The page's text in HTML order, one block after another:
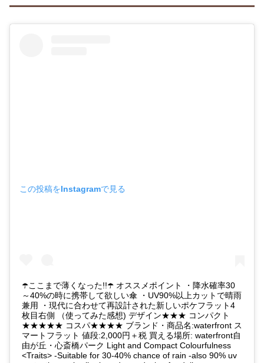
この投稿をInstagramで見る
☂️ここまで薄くなった!!☂️ オススメポイント ・降水確率30
～40%の時に携帯して欲しい傘 ・UV90%以上カットで晴雨
兼用 ・現代に合わせて再設計された新しいポケフラット4
枚目右側 （使ってみた感想) デザイン★★★ コンパクト
★★★★★ コスパ★★★★ ブランド・商品名:waterfront ス
マートフラット 値段:2,000円＋税 買える場所: waterfront自
由が丘・心斎橋パーク Light and Compact Colourfulness
<Traits> -Suitable for 30-40% chance of rain -also 90% uv